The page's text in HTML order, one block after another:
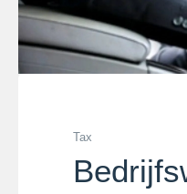
Tax